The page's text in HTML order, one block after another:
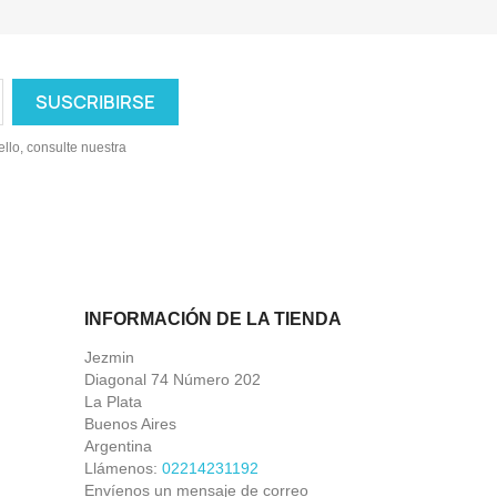
consulte nuestra
INFORMACIÓN DE LA TIENDA
Jezmin
Diagonal 74 Número 202
La Plata
Buenos Aires
Argentina
Llámenos: 02214231192
Envíenos un mensaje de correo